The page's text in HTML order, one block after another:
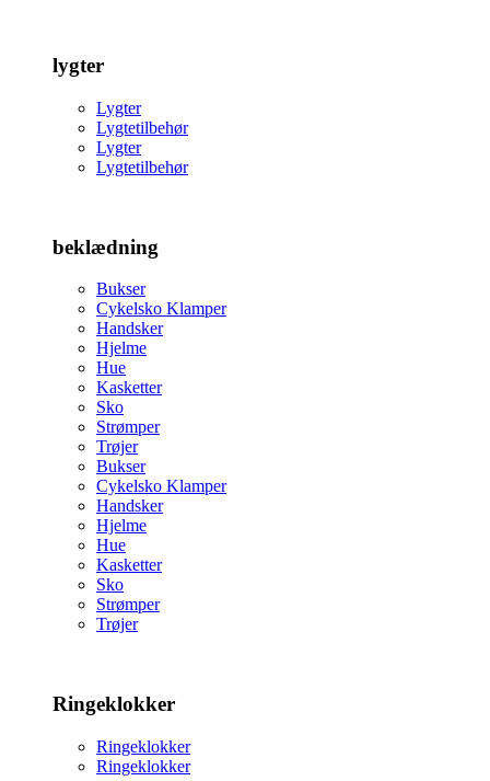
lygter
Lygter
Lygtetilbehør
Lygter
Lygtetilbehør
beklædning
Bukser
Cykelsko Klamper
Handsker
Hjelme
Hue
Kasketter
Sko
Strømper
Trøjer
Bukser
Cykelsko Klamper
Handsker
Hjelme
Hue
Kasketter
Sko
Strømper
Trøjer
Ringeklokker
Ringeklokker
Ringeklokker